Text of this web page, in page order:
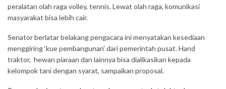
peralatan olah raga volley, tennis. Lewat olah raga, komunikasi
masyarakat bisa lebih cair.
Senator berlatar belakang pengacara ini menyatakan kesediaan
menggiring ‘kue pembangunan’ dari pemerintah pusat. Hand
traktor, hewan piaraan dan lainnya bisa dialikasikan kepada
kelompok tani dengan syarat, sampaikan proposal.